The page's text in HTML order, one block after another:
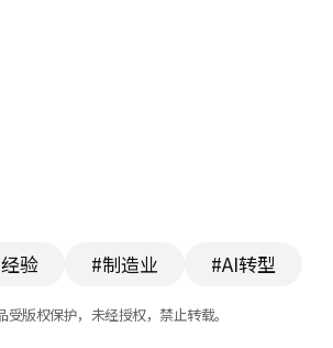
验 #制造业 #AI转型
受版权保护，未经授权，禁止转载。